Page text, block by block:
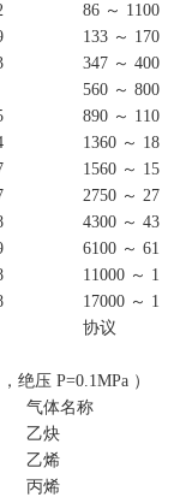
86 ～ 1100
133 ～ 1700
347 ～ 4000
560 ～ 8000
890 ～
1360 ～
1560 ～
2750 ～
4300 ～
6100 ～
11000 ～
17000 ～
协议
压 P=0.1MPa ）
气体名称
乙炔
乙烯
丙烯